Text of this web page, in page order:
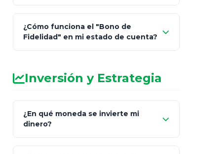
¿Cómo funciona el "Bono de
Fidelidad" en mi estado de cuenta?
Inversión y Estrategia
¿En qué moneda se invierte mi
dinero?